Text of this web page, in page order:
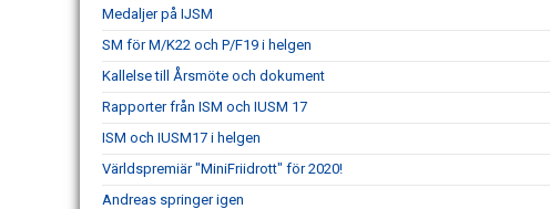
Medaljer på IJSM
SM för M/K22 och P/F19 i helgen
Kallelse till Årsmöte och dokument
Rapporter från ISM och IUSM 17
ISM och IUSM17 i helgen
Världspremiär "MiniFriidrott" för 2020!
Andreas springer igen